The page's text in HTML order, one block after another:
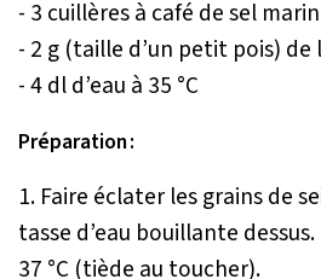
- 3 cuillères à café de sel marin
- 2 g (taille d’un petit pois)
- 4 dl d’eau à 35 °C
Préparation :
1. Faire éclater les grains de
tasse d’eau bouillante
37 °C (tiède au toucher).